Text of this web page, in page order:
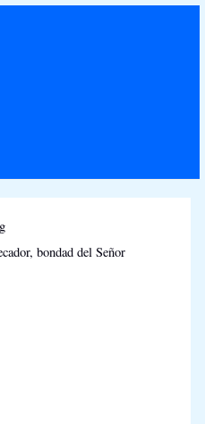
bondad del Señor